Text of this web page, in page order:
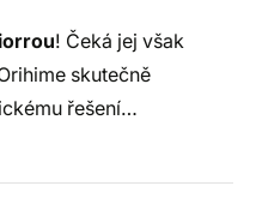
! Čeká jej však
skutečně
řešení…